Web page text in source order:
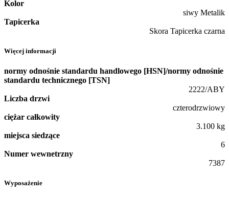
Kolor
siwy Metalik
Tapicerka
Skora Tapicerka czarna
Więcej informacji
normy odnośnie standardu handlowego [HSN]/normy odnośnie
standardu technicznego [TSN]
2222/ABY
Liczba drzwi
czterodrzwiowy
ciężar całkowity
3.100 kg
miejsca siedzące
6
Numer wewnetrzny
7387
Wyposażenie